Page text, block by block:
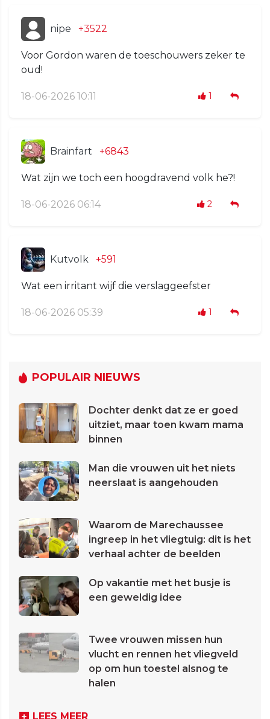
nipe +3522
Voor Gordon waren de toeschouwers zeker te
oud!
18-06-2026 10:11 1
Brainfart +6843
Wat zijn we toch een hoogdravend volk he?!
18-06-2026 06:14 2
Kutvolk +591
Wat een irritant wijf die verslaggeefster
18-06-2026 05:39 1
POPULAIR NIEUWS
Dochter denkt dat ze er goed
uitziet, maar toen kwam mama
binnen
Man die vrouwen uit het niets
neerslaat is aangehouden
Waarom de Marechaussee
ingreep in het vliegtuig: dit is het
verhaal achter de beelden
Op vakantie met het busje is
een geweldig idee
Twee vrouwen missen hun
vlucht en rennen het vliegveld
op om hun toestel alsnog te
halen
LEES MEER